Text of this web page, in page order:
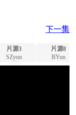
下一集
片源3
SZyun
片源8
BYun